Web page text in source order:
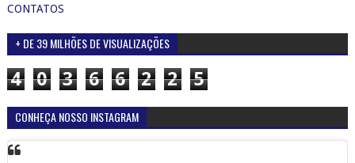
CONTATOS
+ DE 39 MILHÕES DE VISUALIZAÇÕES
4 0 3 6 6 2 2 5
CONHEÇA NOSSO INSTAGRAM